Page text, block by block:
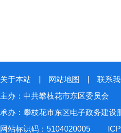
关于本站 网站地图 联系
主办：中共攀枝花市东区委员会
承办：攀枝花市东区电子政务建
网站标识码：5104020005